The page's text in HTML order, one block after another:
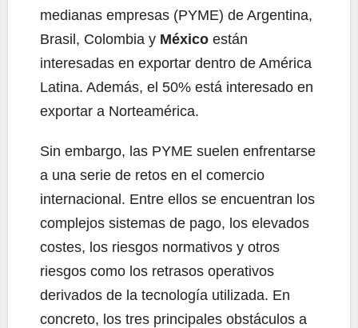
medianas empresas (PYME) de Argentina,
Brasil, Colombia y México están
interesadas en exportar dentro de América
Latina. Además, el 50% está interesado en
exportar a Norteamérica.
Sin embargo, las PYME suelen enfrentarse
a una serie de retos en el comercio
internacional. Entre ellos se encuentran los
complejos sistemas de pago, los elevados
costes, los riesgos normativos y otros
riesgos como los retrasos operativos
derivados de la tecnología utilizada. En
concreto, los tres principales obstáculos a